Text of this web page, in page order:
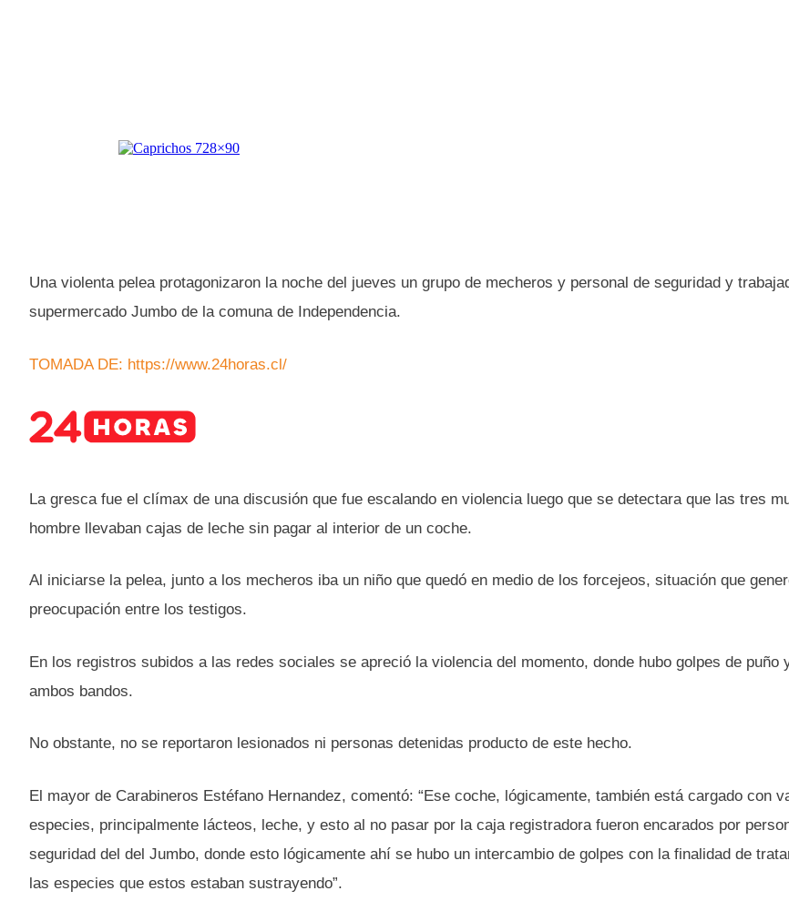
Una violenta pelea protagonizaron la noche del jueves un grupo de mecheros y personal de seguridad y
supermercado Jumbo de la comuna de Independencia.
TOMADA DE: https://www.24horas.cl/
La gresca fue el clímax de una discusión que fue escalando en violencia luego que se detectara que las tres
hombre llevaban cajas de leche sin pagar al interior de un coche.
Al iniciarse la pelea, junto a los mecheros iba un niño que quedó en medio de los forcejeos, situación que
preocupación entre los testigos.
En los registros subidos a las redes sociales se apreció la violencia del momento, donde hubo golpes de puño
ambos bandos.
No obstante, no se reportaron lesionados ni personas detenidas producto de este hecho.
El mayor de Carabineros Estéfano Hernandez, comentó: “Ese coche, lógicamente, también está cargado con
especies, principalmente lácteos, leche, y esto al no pasar por la caja registradora fueron encarados por
seguridad del del Jumbo, donde esto lógicamente ahí se hubo un intercambio de golpes con la finalidad de
las especies que estos estaban sustrayendo”.